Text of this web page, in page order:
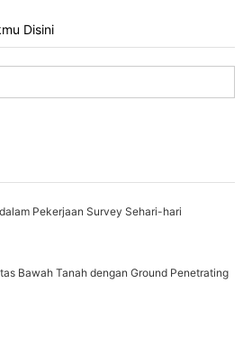
Disini
Pekerjaan Survey Sehari-hari
Bawah Tanah dengan Ground Penetrating